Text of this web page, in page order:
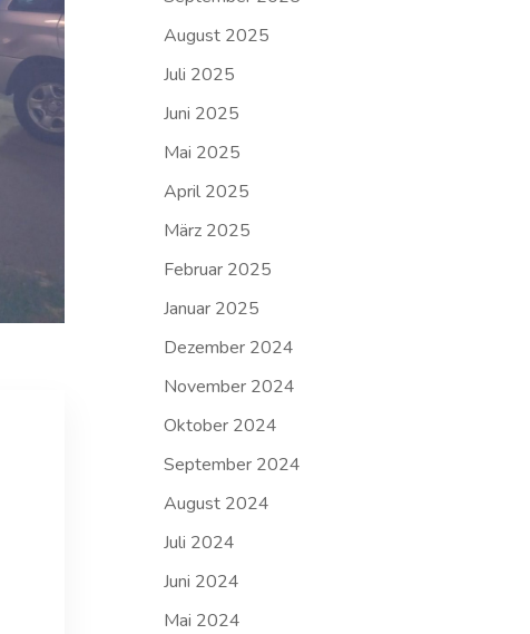
August 2025
Juli 2025
Juni 2025
Mai 2025
April 2025
März 2025
Februar 2025
Januar 2025
Dezember 2024
November 2024
Oktober 2024
September 2024
August 2024
Juli 2024
Juni 2024
Mai 2024